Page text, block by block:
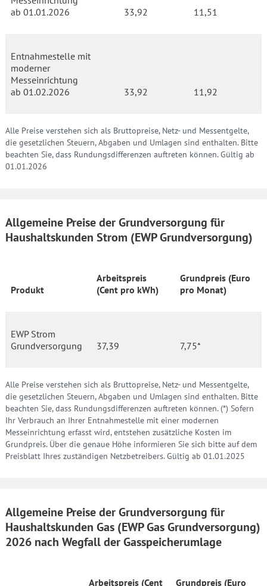
ab 01.01.2026
33,92 11,51
Entnahmestelle mit
moderner
Messeinrichtung
ab 01.02.2026
33,92 11,92
Alle Preise verstehen sich als Bruttopreise, Netz- und Messentgelte,
die gesetzlichen Steuern, Abgaben und Umlagen sind enthalten. Bitte
beachten Sie, dass Rundungsdifferenzen auftreten können. Gültig ab
01.01.2026
Allgemeine Preise der Grundversorgung für
Haushaltskunden Strom (EWP Grundversorgung)
Produkt
Arbeitspreis
(Cent pro kWh)
Grundpreis (Euro
pro Monat)
EWP Strom
Grundversorgung
37,39 7,75*
Alle Preise verstehen sich als Bruttopreise, Netz- und Messentgelte,
die gesetzlichen Steuern, Abgaben und Umlagen sind enthalten. Bitte
beachten Sie, dass Rundungsdifferenzen auftreten können. (*) Sofern
Ihr Verbrauch an Ihrer Entnahmestelle mit einer modernen
Messeinrichtung erfasst wird, entstehen zusätzliche Kosten im
Grundpreis. Über die genaue Höhe informieren Sie sich bitte auf dem
Preisblatt Ihres zuständigen Netzbetreibers. Gültig ab 01.01.2025
Allgemeine Preise der Grundversorgung für
Haushaltskunden Gas (EWP Gas Grundversorgung)
2026 nach Wegfall der Gasspeicherumlage
Arbeitspreis (Cent
Grundpreis (Euro